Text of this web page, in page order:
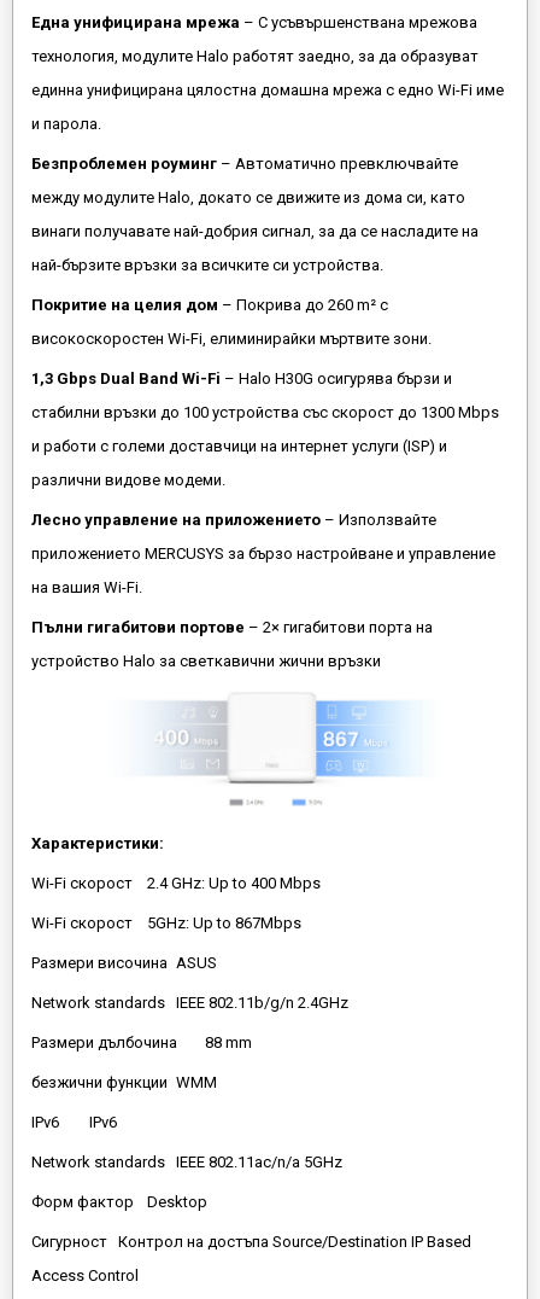
Една унифицирана мрежа – С усъвършенствана мрежова
технология, модулите Halo работят заедно, за да образуват
единна унифицирана цялостна домашна мрежа с едно Wi-Fi име
и парола.
Безпроблемен роуминг – Автоматично превключвайте
между модулите Halo, докато се движите из дома си, като
винаги получавате най-добрия сигнал, за да се насладите на
най-бързите връзки за всичките си устройства.
Покритие на целия дом – Покрива до 260 m² с
високоскоростен Wi-Fi, елиминирайки мъртвите зони.
1,3 Gbps Dual Band Wi-Fi – Halo H30G осигурява бързи и
стабилни връзки до 100 устройства със скорост до 1300 Mbps
и работи с големи доставчици на интернет услуги (ISP) и
различни видове модеми.
Лесно управление на приложението – Използвайте
приложението MERCUSYS за бързо настройване и управление
на вашия Wi-Fi.
Пълни гигабитови портове – 2× гигабитови порта на
устройство Halo за светкавични жични връзки
Характеристики:
Wi-Fi скорост 2.4 GHz: Up to 400 Mbps
Wi-Fi скорост 5GHz: Up to 867Mbps
Размери височина ASUS
Network standards IEEE 802.11b/g/n 2.4GHz
Размери дълбочина 88 mm
безжични функции WMM
IPv6 IPv6
Network standards IEEE 802.11ac/n/a 5GHz
Форм фактор Desktop
Сигурност Контрол на достъпа Source/Destination IP Based
Access Control